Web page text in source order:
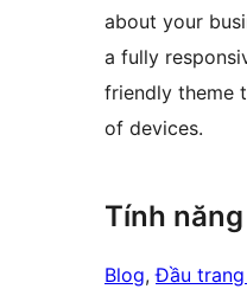
about your
a fully
friendly theme
of devices.
Tính năng
Blog, Đầu